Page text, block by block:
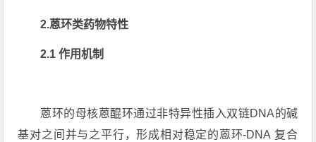
2.蒽环类药物特性
2.1 作用机制
蒽环的母核蒽醌环通过非特异性插入双链DNA的碱
基对之间并与之平行，形成相对稳定的蒽环-DNA 复合